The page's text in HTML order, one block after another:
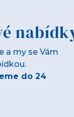
a my se Vám
do 24